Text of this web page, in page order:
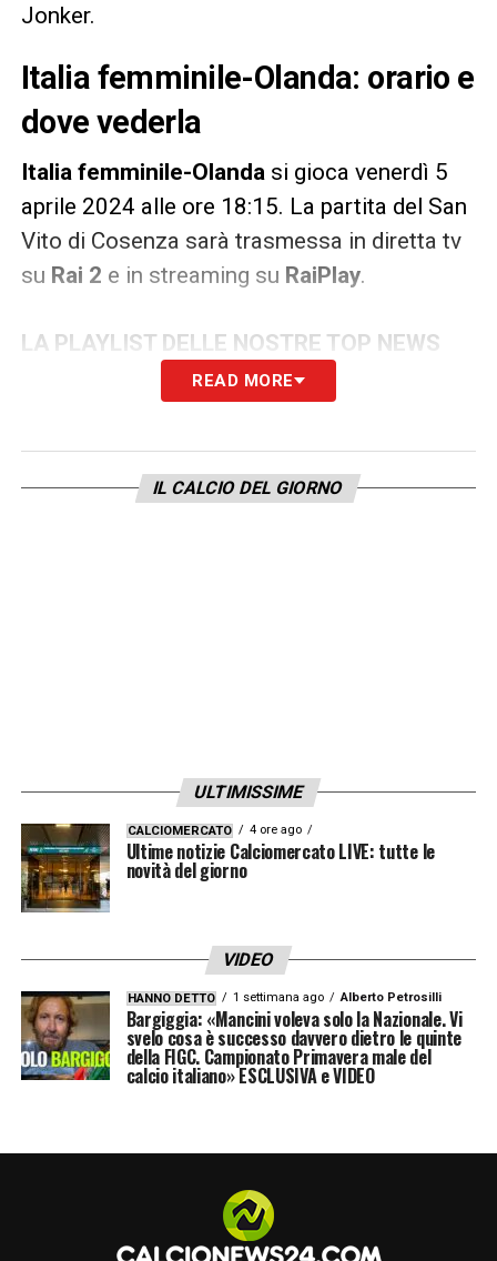
Jonker.
Italia femminile-Olanda: orario e
dove vederla
Italia femminile-Olanda si gioca venerdì 5
aprile 2024 alle ore 18:15. La partita del San
Vito di Cosenza sarà trasmessa in diretta tv
su Rai 2 e in streaming su RaiPlay.
LA PLAYLIST DELLE NOSTRE TOP NEWS
READ MORE
IL CALCIO DEL GIORNO
ULTIMISSIME
CALCIOMERCATO 4 ore ago
Ultime notizie Calciomercato LIVE: tutte le
novità del giorno
VIDEO
HANNO DETTO 1 settimana ago Alberto Petrosilli
Bargiggia: «Mancini voleva solo la Nazionale. Vi
svelo cosa è successo davvero dietro le quinte
della FIGC. Campionato Primavera male del
calcio italiano» ESCLUSIVA e VIDEO